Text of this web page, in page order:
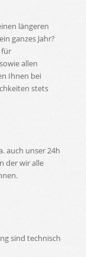
längeren
ganzes Jahr?
für
allen
Ihnen bei
stets
auch unser 24h
der wir alle
sind technisch